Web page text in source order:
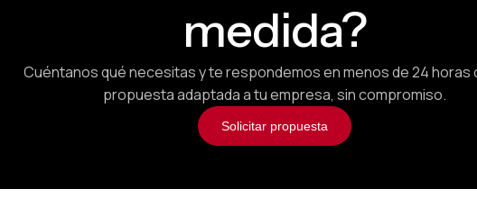
medida?
Cuéntanos qué necesitas y te respondemos en menos de 24 horas
propuesta adaptada a tu empresa, sin compromiso.
Solicitar propuesta